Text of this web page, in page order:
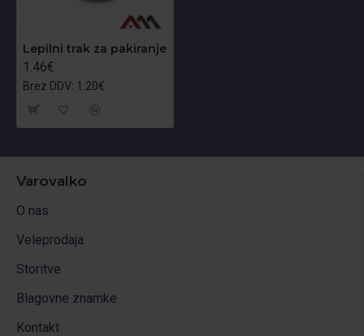
Lepilni trak za pakiranje
1.46€
Brez DDV: 1.20€
Varovalko
O nas
Veleprodaja
Storitve
Blagovne znamke
Kontakt